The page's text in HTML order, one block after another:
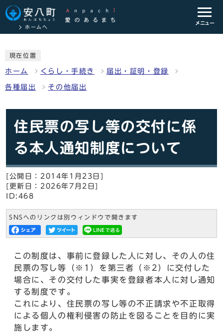
ホームへ
メニュー
現在位置
ホーム くらし・手続き 届出・証明・登録
各種届出 その他届出
住民票の写し等の交付に係
る本人通知制度について
[公開日：2014年1月23日]
[更新日：2026年7月2日]
ID:468
SNSへのリンクは別ウィンドウで開きます
この制度は、事前に登録した人に対し、その人の住
民票の写し等（※1）を第三者（※2）に交付した
場合に、その交付した事実を登録者本人に対し通知
する制度です。
これにより、住民票の写し等の不正請求や不正取得
による個人の権利侵害の防止を図ることを目的に実
施します。